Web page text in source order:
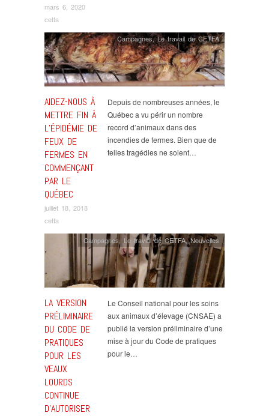
mars 6, 2020
cetfa
AIDEZ-NOUS À
METTRE FIN À
L’ÉPIDÉMIE DE
FEUX DE
FERMES EN
COMMENÇANT
PAR LE
QUÉBEC
juillet 18, 2018
cetfa
Campagnes,Le travail de CETFA
Depuis de nombreuses années, le
Québec a vu périr un nombre
record d’animaux dans des
incendies de fermes. Bien que de
telles tragédies ne soient…
LA VERSION
PRÉLIMINAIRE
DU CODE DE
PRATIQUES
POUR LES
VEAUX
LOURDS
CONTINUE
D’AUTORISER
Campagnes, Le travail de CETFA,Nouvelles
Le Conseil national pour les soins
aux animaux d’élevage (CNSAE) a
publié la version préliminaire d’une
mise à jour du Code de pratiques
pour le…